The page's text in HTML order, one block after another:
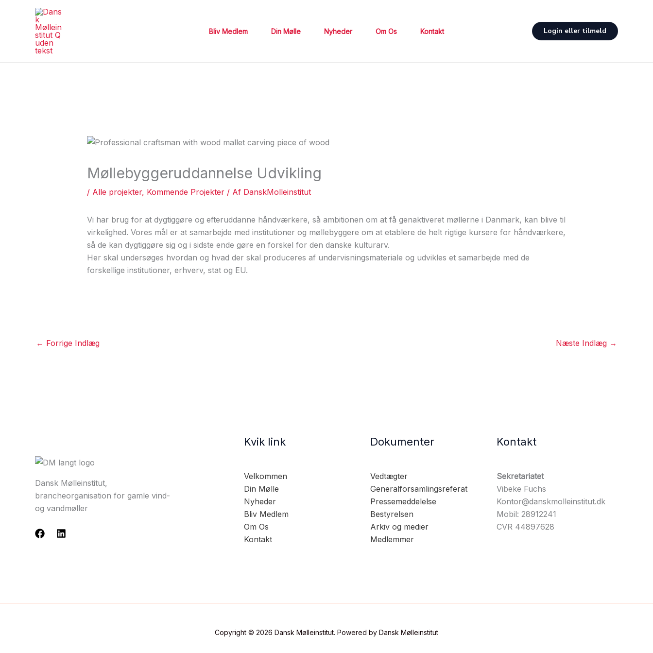
Bliv Medlem Din Mølle Nyheder Om Os Kontakt Login eller tilmeld
Møllebyggeruddannelse Udvikling
/ Alle projekter, Kommende Projekter/ Af DanskMolleinstitut
Vi har brug for at dygtiggøre og efteruddanne håndværkere, så ambitionen om at få genaktiveret møllerne i Danmark, kan blive til
virkelighed. Vores mål er at samarbejde med institutioner og møllebyggere om at etablere de helt rigtige kursere for håndværkere,
så de kan dygtiggøre sig og i sidste ende gøre en forskel for den danske kulturarv.
Her skal undersøges hvordan og hvad der skal produceres af undervisningsmateriale og udvikles et samarbejde med de
forskellige institutioner, erhverv, stat og EU.
← Forrige Indlæg Næste Indlæg →
Dansk Mølleinstitut,
brancheorganisation for gamle vind-
og vandmøller
Kvik link
Velkommen
Din Mølle
Nyheder
Bliv Medlem
Om Os
Kontakt
Dokumenter
Vedtægter
Generalforsamlingsreferat
Pressemeddelelse
Bestyrelsen
Arkiv og medier
Medlemmer
Kontakt
Sekretariatet
Vibeke Fuchs
Kontor@danskmolleinstitut.dk
Mobil: 28912241
CVR 44897628
Copyright © 2026 Dansk Mølleinstitut. Powered by Dansk Mølleinstitut